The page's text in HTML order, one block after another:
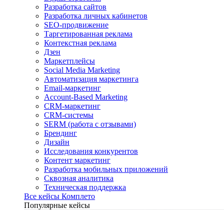
Разработка сайтов
Разработка личных кабинетов
SEO-продвижение
Таргетированная реклама
Контекстная реклама
Дзен
Маркетплейсы
Social Media Marketing
Автоматизация маркетинга
Email-маркетинг
Account-Based Marketing
CRM-маркетинг
CRM-системы
SERM (работа с отзывами)
Брендинг
Дизайн
Исследования конкурентов
Контент маркетинг
Разработка мобильных приложений
Сквозная аналитика
Техническая поддержка
Все кейсы Комплето
Популярные кейсы